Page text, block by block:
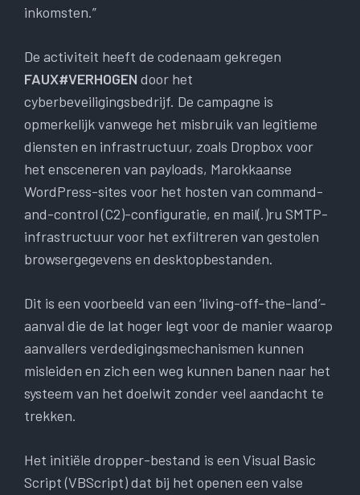
inkomsten.”
De activiteit heeft de codenaam gekregen
FAUX#VERHOGEN door het
cyberbeveiligingsbedrijf. De campagne is
opmerkelijk vanwege het misbruik van legitieme
diensten en infrastructuur, zoals Dropbox voor
het ensceneren van payloads, Marokkaanse
WordPress-sites voor het hosten van command-
and-control (C2)-configuratie, en mail(.)ru SMTP-
infrastructuur voor het exfiltreren van gestolen
browsergegevens en desktopbestanden.
Dit is een voorbeeld van een ‘living-off-the-land’-
aanval die de lat hoger legt voor de manier waarop
aanvallers verdedigingsmechanismen kunnen
misleiden en zich een weg kunnen banen naar het
systeem van het doelwit zonder veel aandacht te
trekken.
Het initiële dropper-bestand is een Visual Basic
Script (VBScript) dat bij het openen een valse